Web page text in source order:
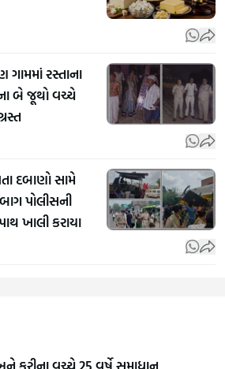
રસ્તાના
બે જૂથો વચ્ચે
દબાણો સામે
પોલીસની
ખાલી કરાયા